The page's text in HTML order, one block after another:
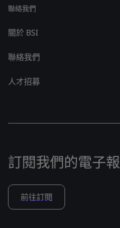
聯絡我們
關於 BSI
聯絡我們
人才招募
訂閱我們的電子報
前往訂閱